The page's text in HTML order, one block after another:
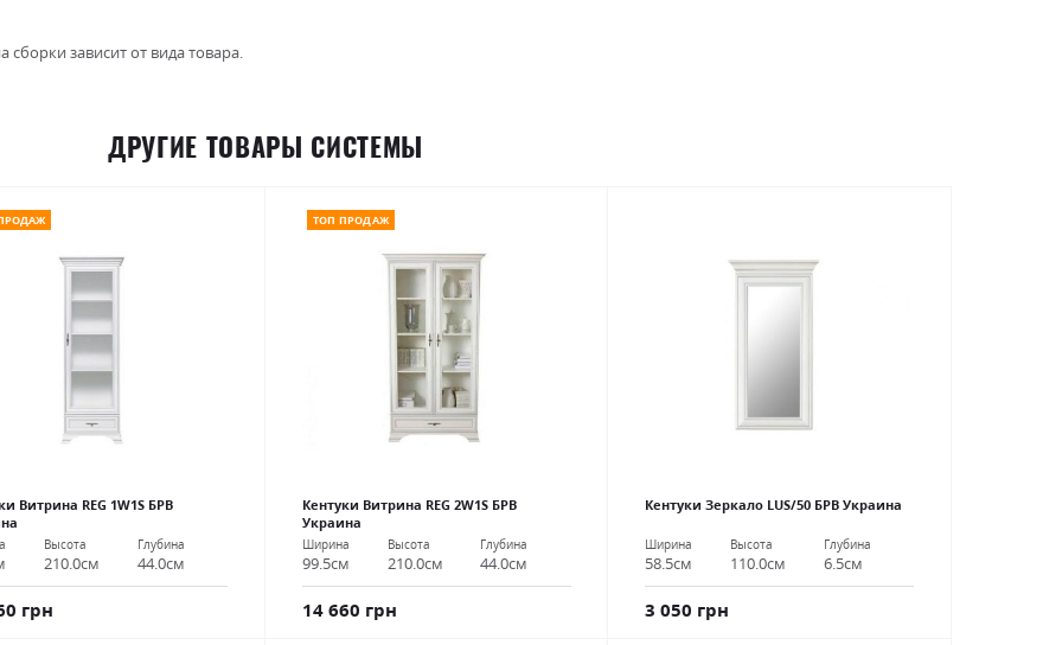
зависит от вида товара.
ДРУГИЕ ТОВАРЫ СИСТЕМЫ
Витрина REG 1W1S БРВ
Высота
210.0см
Глубина
44.0см
грн
ТОП ПРОДАЖ
Кентуки Витрина REG 2W1S БРВ
Украина
Ширина
99.5см
Высота
210.0см
Глубина
44.0см
14 660 грн
Кентуки Зеркало LUS/50 БРВ Украина
Ширина
58.5см
Высота
110.0см
Глубина
6.5см
3 050 грн